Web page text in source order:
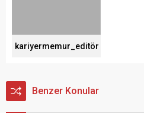
kariyermemur_editör
Benzer Konular